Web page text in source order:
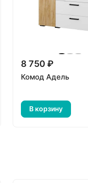
8 750 ₽
Комод Адель
В корзину